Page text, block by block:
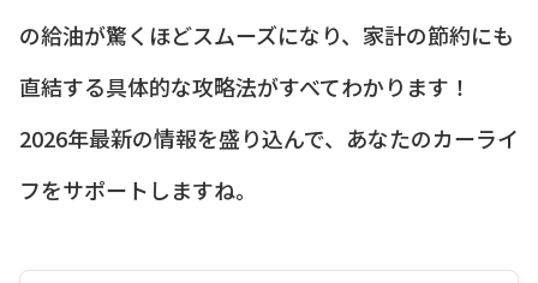
の給油が驚くほどスムーズになり、家計の節約にも
直結する具体的な攻略法がすべてわかります！
2026年最新の情報を盛り込んで、あなたのカーライ
フをサポートしますね。